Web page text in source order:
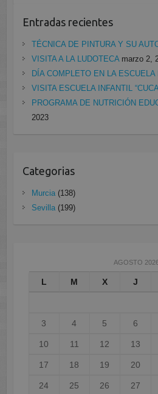
Entradas recientes
TÉCNICA DE PINTURA Y SU
VISITA A LA LUDOTECA marzo 2,
DÍA COMPLETO EN LA ESCUELA
VISITA ESCUELA INFANTIL
PROGRAMA DE NUTRICIÓN
2023
Categorias
Murcia(138)
Sevilla(199)
AGOSTO
L M X J
3 4 5 6
10 11 12 13
17 18 19 20
24 25 26 27